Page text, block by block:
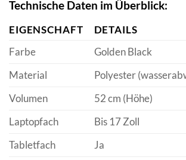
Technische Daten im Überblick:
EIGENSCHAFT
DETAILS
Farbe
Golden Black
Material
Polyester
Volumen
52 cm (Höhe)
Laptopfach
Bis 17 Zoll
Tabletfach
Ja